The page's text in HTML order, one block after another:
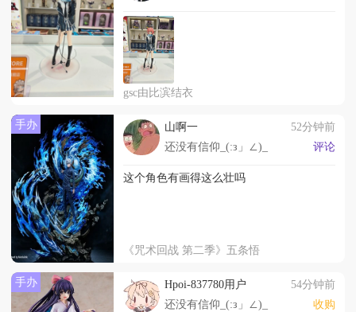
gsc由比滨结衣
手办 山啊一
52分钟前
还没有信仰_(:з」∠)_
评论
这个角色有画得这么壮吗
《咒术回战 第二季》五条悟
手办 Hpoi-837780用户
54分钟前
还没有信仰_(:з」∠)_
收购